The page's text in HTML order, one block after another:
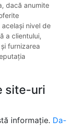
dacă anumite
nivel de
a clientului,
furnizarea
site-uri
informație. Da-